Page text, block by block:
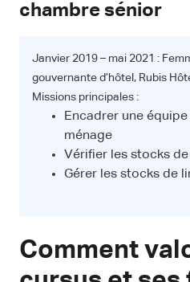
chambre sénior
Janvier 2019 – mai 2021 :
gouvernante d’hôtel, Rubis
Missions principales :
Encadrer une
ménage
Vérifier les stocks
Gérer les stocks de
Comment